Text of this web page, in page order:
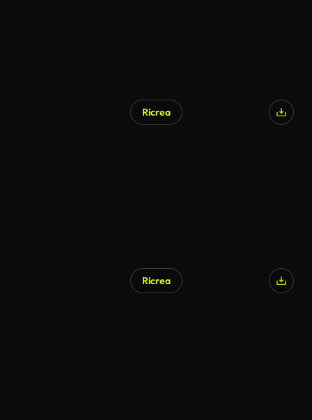
Ricrea
Ricrea